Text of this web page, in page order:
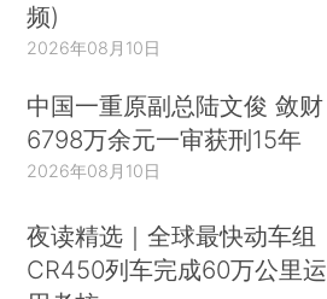
频)
2026年08月10日
中国一重原副总陆文俊 敛财
6798万余元一审获刑15年
2026年08月10日
夜读精选｜全球最快动车组
CR450列车完成60万公里运